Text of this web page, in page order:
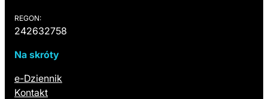
REGON:
242632758
Na skróty
e-Dziennik
Kontakt